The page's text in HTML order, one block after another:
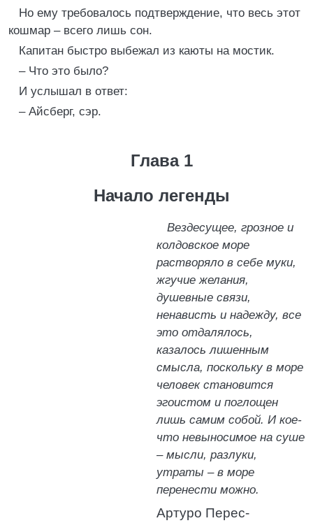
Но ему требовалось подтверждение, что весь этот
кошмар – всего лишь сон.
Капитан быстро выбежал из каюты на мостик.
– Что это было?
И услышал в ответ:
– Айсберг, сэр.
Глава 1
Начало легенды
Вездесущее, грозное и
колдовское море
растворяло в себе муки,
жгучие желания,
душевные связи,
ненависть и надежду, все
это отдалялось,
казалось лишенным
смысла, поскольку в море
человек становится
эгоистом и поглощен
лишь самим собой. И кое-
что невыносимое на суше
– мысли, разлуки,
утраты – в море
перенести можно.
Артуро Перес-